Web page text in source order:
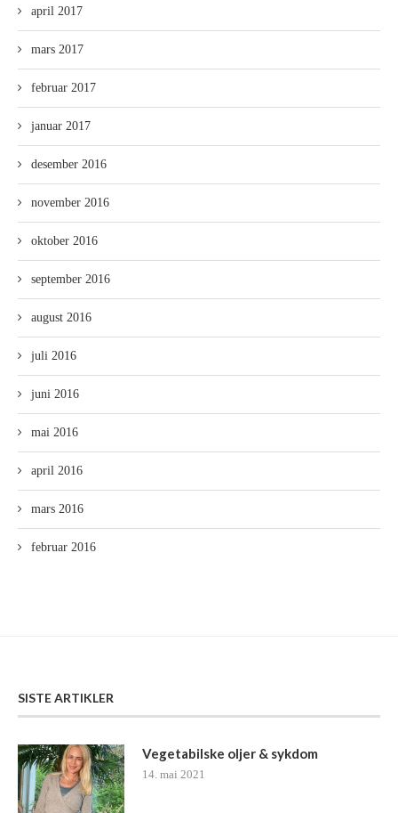
april 2017
mars 2017
februar 2017
januar 2017
desember 2016
november 2016
oktober 2016
september 2016
august 2016
juli 2016
juni 2016
mai 2016
april 2016
mars 2016
februar 2016
SISTE ARTIKLER
Vegetabilske oljer & sykdom
14. mai 2021